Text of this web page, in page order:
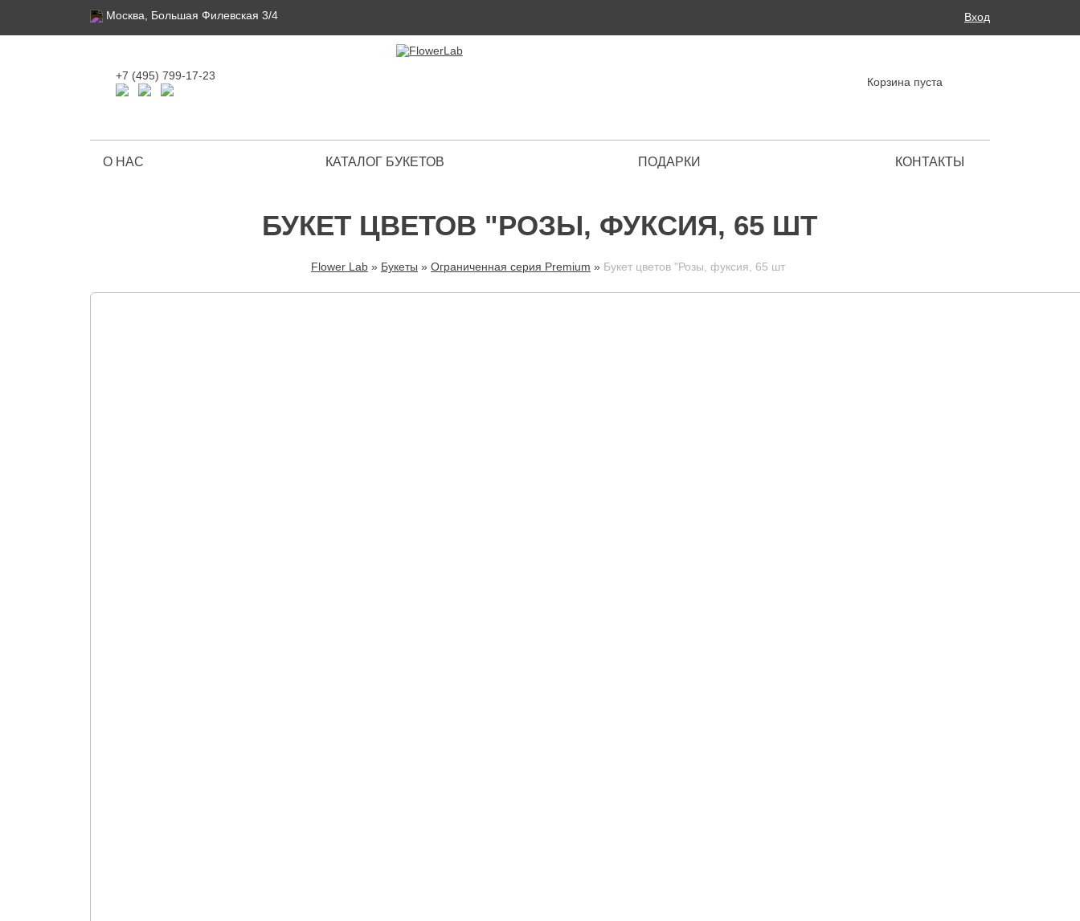
Москва, Большая Филевская 3/4 Вход
+7 (495) 799-17-23
Корзина пуста
О НАС КАТАЛОГ БУКЕТОВ ПОДАРКИ КОНТАКТЫ
БУКЕТ ЦВЕТОВ "РОЗЫ, ФУКСИЯ, 65 ШТ
ВЫ ЗДЕСЬ
Flower Lab » Букеты » Ограниченная серия Premium » Букет цветов "Розы, фуксия, 65 шт